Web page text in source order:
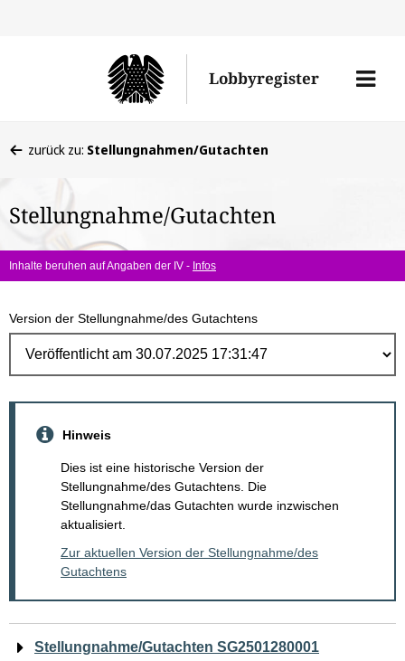
Lobbyregister
Menü
befinden
hier:
zurück zu: Stellungnahmen/Gutachten
Stellungnahme/Gutachten
Inhalte beruhen auf Angaben der IV - Infos
Version der Stellungnahme/des Gutachtens
Hinweis
Dies ist eine historische Version der
Stellungnahme/des Gutachtens. Die
Stellungnahme/das Gutachten wurde inzwischen
aktualisiert.
Zur aktuellen Version der Stellungnahme/des
Gutachtens
Navigation
Stellungnahme/Gutachten SG2501280001